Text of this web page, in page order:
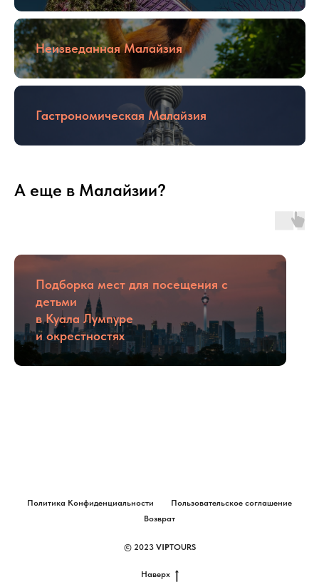
Неизведанная Малайзия
Гастрономическая Малайзия
А еще в Малайзии?
Подборка мест для посещения с
детьми
в Куала Лумпуре
и окрестностях
Политика Конфиденциальности
Пользовательское соглашение
Возврат
© 2023 VIPTOURS
Наверх